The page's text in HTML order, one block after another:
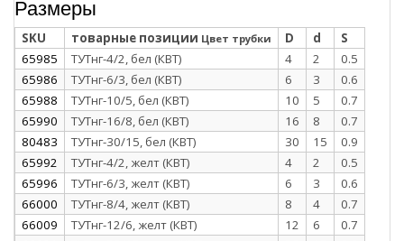
Размеры
SKU товарные позиции Цвет трубки D d
S
65985
ТУТнг-4/2, бел (КВТ) 4 2
0.5
65986
ТУТнг-6/3, бел (КВТ) 6 3
0.6
65988
ТУТнг-10/5, бел (КВТ) 10 5
0.7
65990
ТУТнг-16/8, бел (КВТ) 16 8
0.7
80483
ТУТнг-30/15, бел (КВТ) 30 15
0.9
65992
ТУТнг-4/2, желт (КВТ) 4 2
0.5
65996
ТУТнг-6/3, желт (КВТ) 6 3
0.6
66000
ТУТнг-8/4, желт (КВТ) 8 4
0.7
66009
ТУТнг-12/6, желт (КВТ) 12 6
0.7